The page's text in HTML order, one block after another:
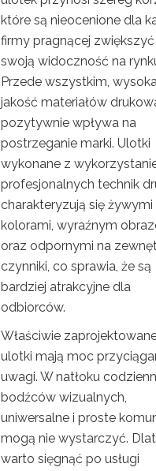
które są nieocenione dla
firmy pragnącej zwiększyć
swoją widoczność na
Przede wszystkim,
jakość materiałów
pozytywnie wpływa na
postrzeganie marki. Ulotki
wykonane z
profesjonalnych technik
charakteryzują się żywymi
kolorami, wyraźnym
oraz odpornymi na
czynniki, co sprawia, że są
bardziej atrakcyjne dla
odbiorców.
Właściwie
ulotki mają moc
uwagi. W natłoku
bodźców wizualnych,
uniwersalne i proste
mogą nie wystarczyć.
warto sięgnąć po usługi